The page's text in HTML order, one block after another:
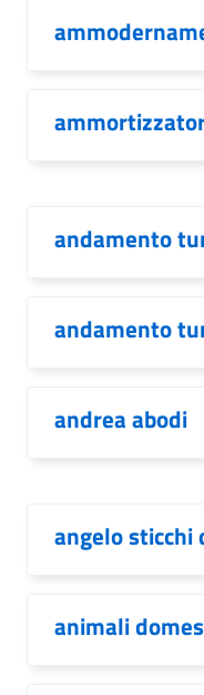
andamento
andamento
andrea abodi
angelo sticchi
animali